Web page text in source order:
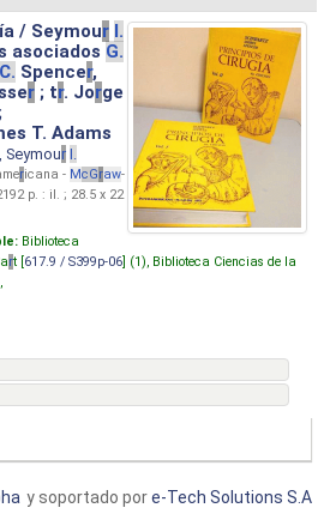
/ Seymour I.
asociados G.
C. Spencer,
r ; tr. Jorge
T. Adams
Seymour I.
ricana - McGraw-
p. : il. ; 28.5 x 22
Biblioteca
rt [ 617.9 / S399p-06 ] (1), Biblioteca Ciencias de la
y soportado pore-Tech Solutions S.A